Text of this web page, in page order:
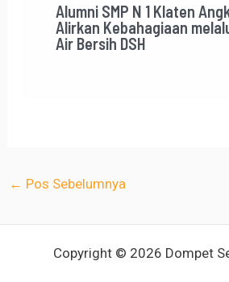
Alumni SMP N 1 Klaten
Alirkan Kebahagiaan
Air Bersih DSH
← Pos Sebelumnya
Copyright © 2026 Dompet